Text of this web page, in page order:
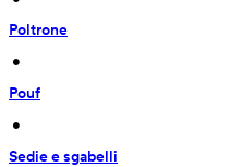
Poltrone
•
Pouf
•
Sedie e sgabelli